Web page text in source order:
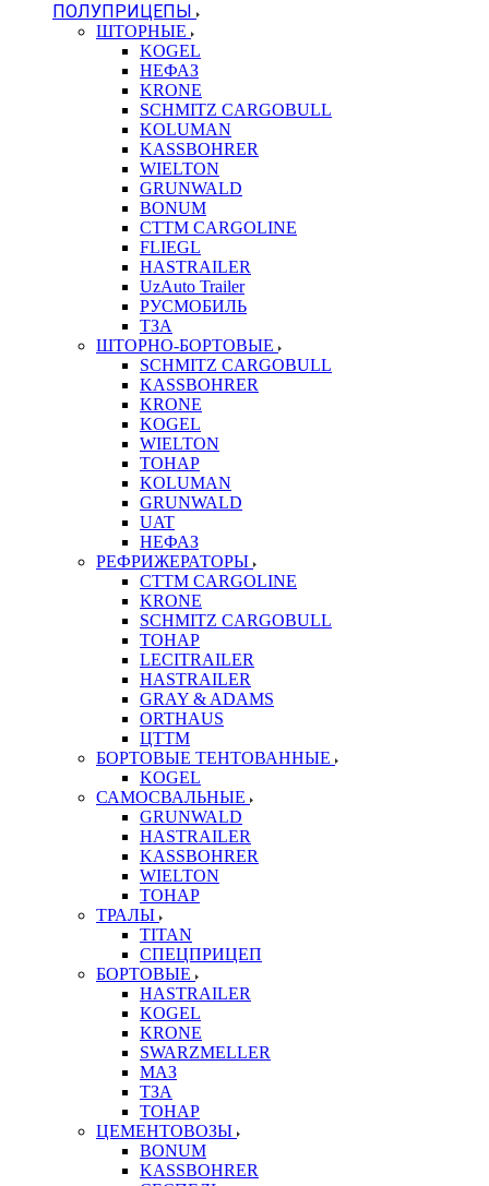
ПОЛУПРИЦЕПЫ
ШТОРНЫЕ
KOGEL
НЕФАЗ
KRONE
SCHMITZ CARGOBULL
KOLUMAN
KASSBOHRER
WIELTON
GRUNWALD
BONUM
CTTM CARGOLINE
FLIEGL
HASTRAILER
UzAuto Trailer
РУСМОБИЛЬ
ТЗА
ШТОРНО-БОРТОВЫЕ
SCHMITZ CARGOBULL
KASSBOHRER
KRONE
KOGEL
WIELTON
ТОНАР
KOLUMAN
GRUNWALD
UAT
НЕФАЗ
РЕФРИЖЕРАТОРЫ
CTTM CARGOLINE
KRONE
SCHMITZ CARGOBULL
ТОНАР
LECITRAILER
HASTRAILER
GRAY & ADAMS
ORTHAUS
ЦТТМ
БОРТОВЫЕ ТЕНТОВАННЫЕ
KOGEL
САМОСВАЛЬНЫЕ
GRUNWALD
HASTRAILER
KASSBOHRER
WIELTON
ТОНАР
ТРАЛЫ
TITAN
СПЕЦПРИЦЕП
БОРТОВЫЕ
HASTRAILER
KOGEL
KRONE
SWARZMELLER
МАЗ
ТЗА
ТОНАР
ЦЕМЕНТОВОЗЫ
BONUM
KASSBOHRER